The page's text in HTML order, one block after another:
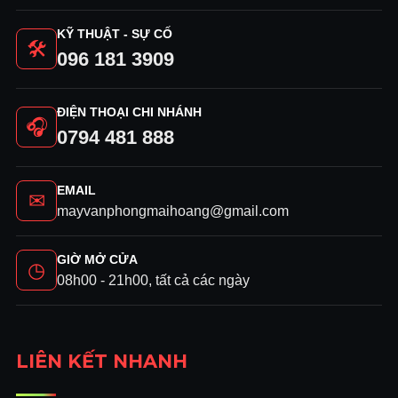
🛠
KỸ THUẬT - SỰ CỐ
096 181 3909
🎧
ĐIỆN THOẠI CHI NHÁNH
0794 481 888
✉ EMAIL
mayvanphongmaihoang@gmail.com
◷ GIỜ MỞ CỬA
08h00 - 21h00, tất cả các ngày
LIÊN KẾT NHANH